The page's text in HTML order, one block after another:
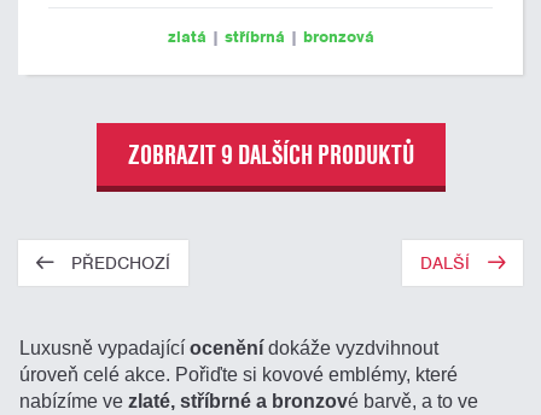
zlatá | stříbrná | bronzová
ZOBRAZIT 9 DALŠÍCH PRODUKTŮ
PŘEDCHOZÍ DALŠÍ
Luxusně vypadajícíoceněnídokáže vyzdvihnout
úroveň celé akce. Pořiďte si kovové emblémy, které
nabízíme vezlaté, stříbrné a bronzové barvě, a to ve